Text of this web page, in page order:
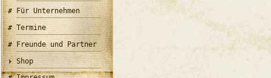
Für Unternehmen
Termine
Freunde und Partner
Shop